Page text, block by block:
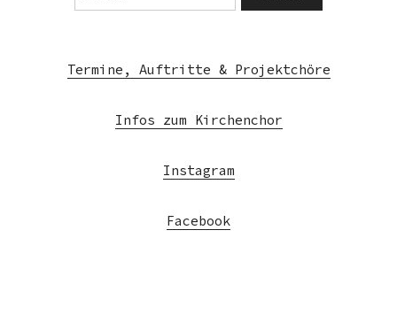
Termine, Auftritte & Projektchöre
Infos zum Kirchenchor
Instagram
Facebook